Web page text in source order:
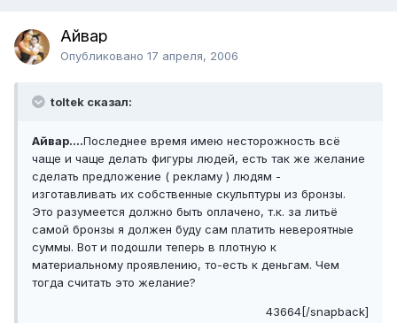
Айвар
Опубликовано 17 апреля, 2006
toltek сказал:
Айвар....Последнее время имею несторожность всё
чаще и чаще делать фигуры людей, есть так же желание
сделать предложение ( рекламу ) людям -
изготавливать их собственные скульптуры из бронзы.
Это разумеется должно быть оплачено, т.к. за литьё
самой бронзы я должен буду сам платить невероятные
суммы. Вот и подошли теперь в плотную к
материальному проявлению, то-есть к деньгам. Чем
тогда считать это желание?
43664[/snapback]